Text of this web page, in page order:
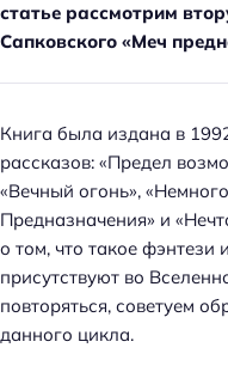
статье рассмотрим
Сапковского «Меч
Книга была издана в
рассказов: «Предел
«Вечный огонь»,
Предназначения» и
о том, что такое фэнтези
присутствуют во
повторяться, советуем
данного цикла.